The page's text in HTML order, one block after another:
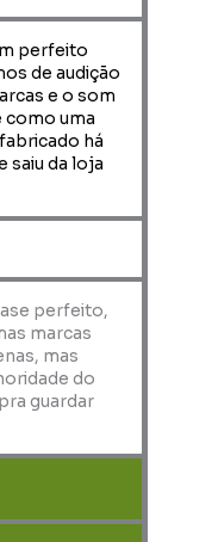
perfeito
de audição
e o som
como uma
há
saiu da loja
perfeito,
marcas
mas
do
guardar